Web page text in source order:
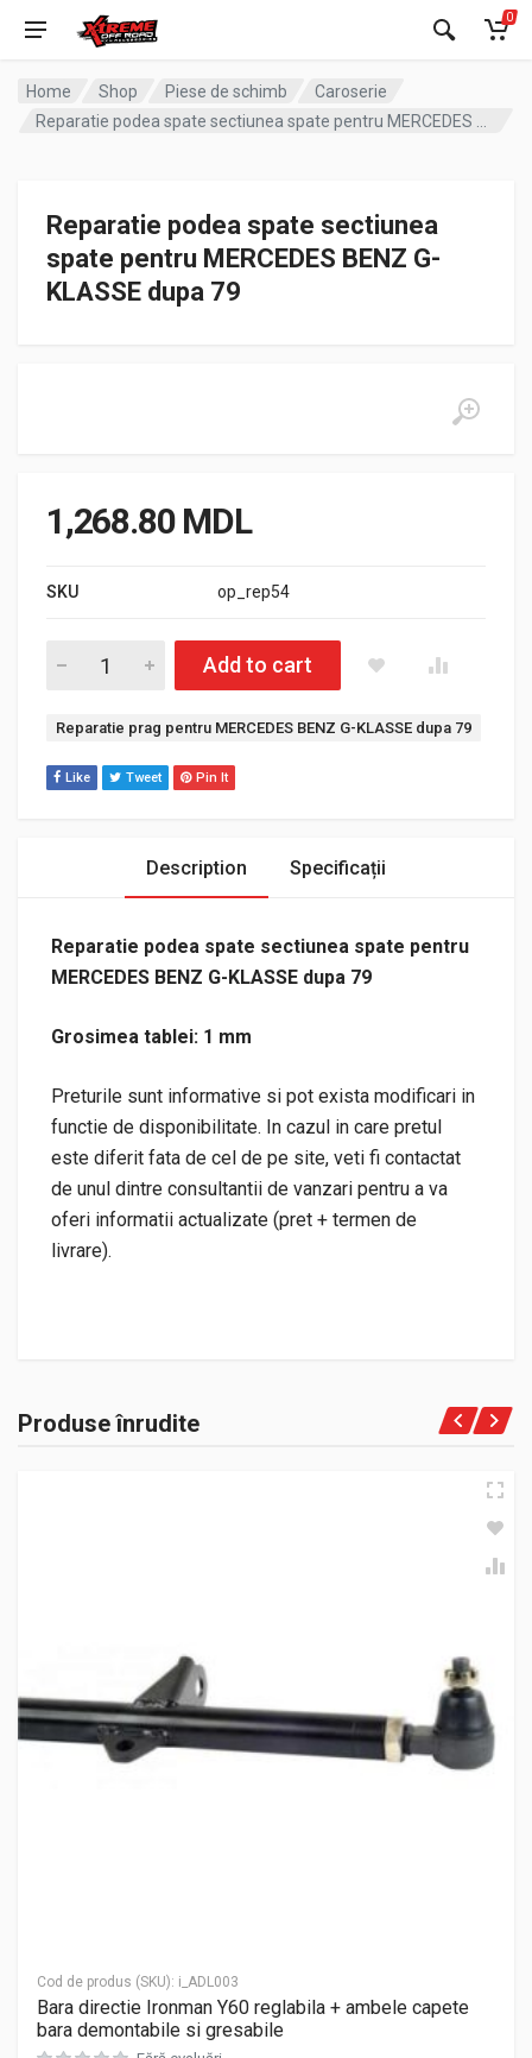
0
Home Shop Piese de schimb
Caroserie
Reparatie podea spate sectiunea
spate pentru MERCEDES BENZ G-
KLASSE dupa 79
1,268.80 MDL
SKU op_rep54
Cantitate Reparatie podea spate sectiunea spate pentru
Add to cart
Etichetă:
Reparatie prag pentru MERCEDES BENZ G-KLASSE dupa 79
Like Tweet Pin It
Description Specificații
Reparatie podea spate sectiunea spate pentru
MERCEDES BENZ G-KLASSE dupa 79
Grosimea tablei: 1 mm
Preturile sunt informative si pot exista modificari in
functie de disponibilitate. In cazul in care pretul
este diferit fata de cel de pe site, veti fi contactat
de unul dintre consultantii de vanzari pentru a va
oferi informatii actualizate (pret + termen de
livrare).
Produse înrudite
Cod de produs (SKU): i_ADL003
Bara directie Ironman Y60 reglabila + ambele capete
bara demontabile si gresabile